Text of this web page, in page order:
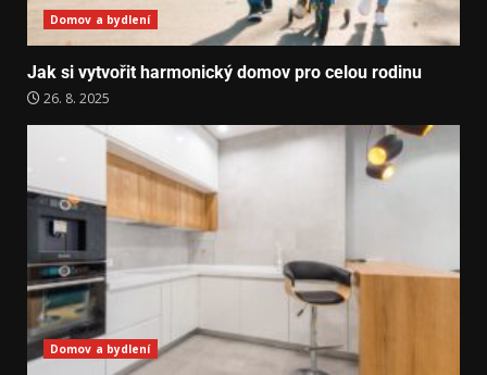
Domov a bydlení
Jak si vytvořit harmonický domov pro celou rodinu
26. 8. 2025
Domov a bydlení